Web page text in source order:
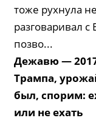
тоже рухнула
разговаривал
позво...
Дежавю —
Трампа,
был, спорим:
или не ехать